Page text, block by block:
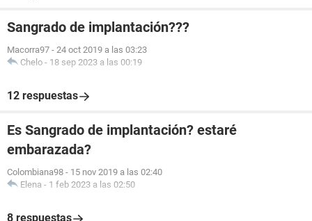
Sangrado de implantación???
Macorra97 - 24 oct 2019 a las 03:23
Chelo - 18 sep 2023 a las 00:19
12 respuestas
Es Sangrado de implantación? estaré
embarazada?
Colombiana98 - 15 nov 2019 a las 02:40
Elena - 1 feb 2023 a las 02:50
8 respuestas